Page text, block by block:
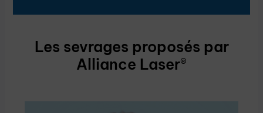
Les sevrages proposés par
Alliance Laser®